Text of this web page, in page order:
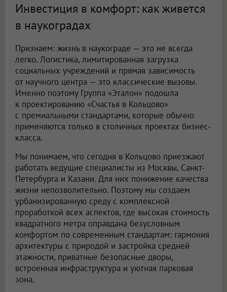
Инвестиция в комфорт: как живется
в наукоградах
Признаем: жизнь в наукограде — это не всегда
легко. Логистика, лимитированная загрузка
социальных учреждений и прямая зависимость
от научного центра — это классические вызовы.
Именно поэтому Группа «Эталон» подошла
к проектированию «Счастья в Кольцово»
с премиальными стандартами, которые обычно
применяются только в столичных проектах бизнес-
класса.
Мы понимаем, что сегодня в Кольцово приезжают
работать ведущие специалисты из Москвы, Санкт-
Петербурга и Казани. Для них понижение качества
жизни непозволительно. Поэтому мы создаем
урбанизированную среду с комплексной
проработкой всех аспектов, где высокая стоимость
квадратного метра оправдана безусловным
комфортом по современным стандартам: гармония
архитектуры с природой и застройка средней
этажности, приватные безопасные дворы,
встроенная инфраструктура и уютная парковая
зона.